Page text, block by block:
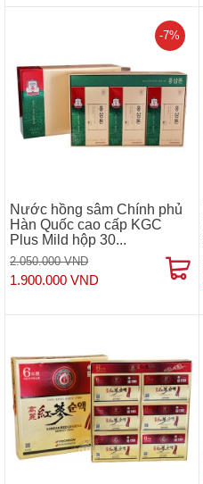
Nước hồng sâm Chính phủ
Hàn Quốc cao cấp KGC
Plus Mild hộp 30...
2.050.000 VND
1.900.000 VND
-7%